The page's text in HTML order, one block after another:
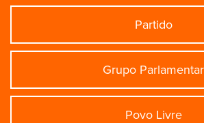
Partido
Grupo Parlamentar
Povo Livre